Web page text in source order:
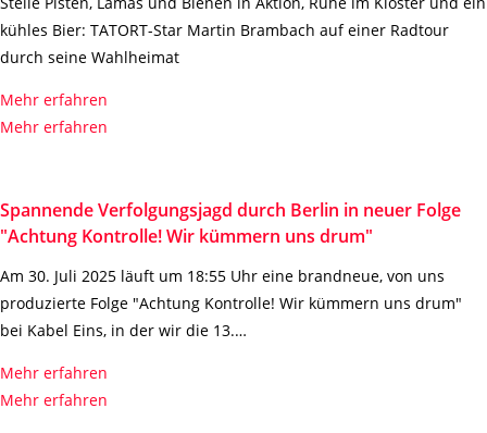
kühles Bier: TATORT-Star Martin Brambach auf einer Radtour
durch seine Wahlheimat
Mehr erfahren
Mehr erfahren
Spannende Verfolgungsjagd durch Berlin in neuer Folge
"Achtung Kontrolle! Wir kümmern uns drum"
Am 30. Juli 2025 läuft um 18:55 Uhr eine brandneue, von uns
produzierte Folge "Achtung Kontrolle! Wir kümmern uns drum"
bei Kabel Eins, in der wir die 13.…
Mehr erfahren
Mehr erfahren